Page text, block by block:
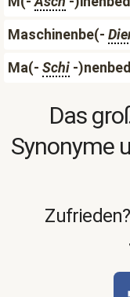
Maschinenbe(-
Ma(- Schi -
Das
Synonyme